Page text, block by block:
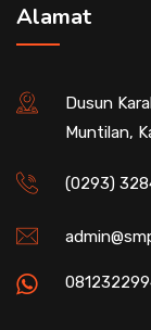
Alamat
Dusun
Muntilan,
(0293)